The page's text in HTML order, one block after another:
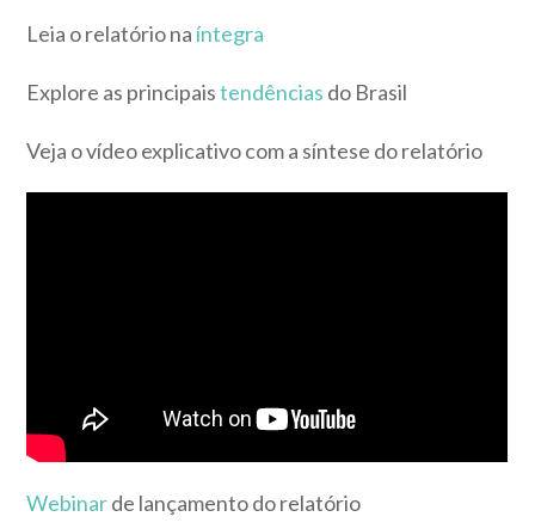
Leia o relatório na íntegra
Explore as principaistendências do Brasil
Veja o vídeo explicativo com a síntese do relatório
Webinarde lançamento do relatório